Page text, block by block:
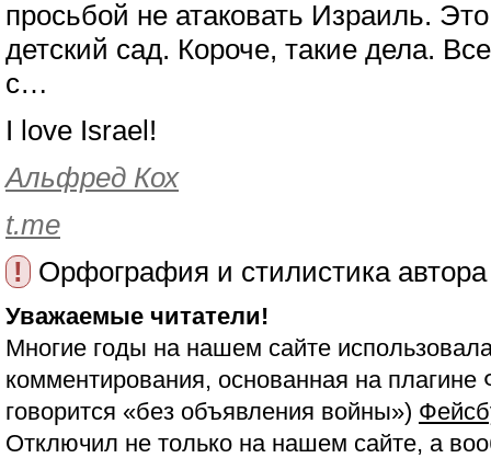
просьбой не атаковать Израиль.
детский сад. Короче, такие дела.
с…
I love Israel!
Альфред Кох
t.me
!
Орфография и стилистика
Уважаемые читатели!
Многие годы на нашем сайте
комментирования, основанная на
говорится «без объявления войны»)
Отключил не только на нашем сайте, а